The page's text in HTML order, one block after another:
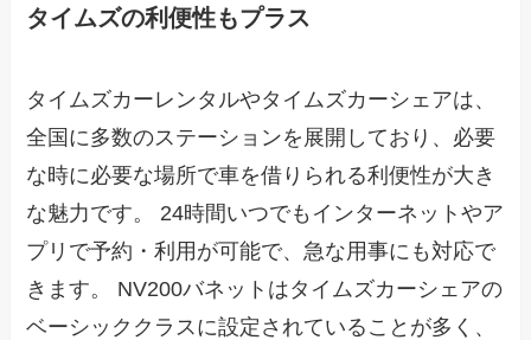
タイムズの利便性もプラス
タイムズカーレンタルやタイムズカーシェアは、
全国に多数のステーションを展開しており、必要
な時に必要な場所で車を借りられる利便性が大き
な魅力です。 24時間いつでもインターネットやア
プリで予約・利用が可能で、急な用事にも対応で
きます。 NV200バネットはタイムズカーシェアの
ベーシッククラスに設定されていることが多く、